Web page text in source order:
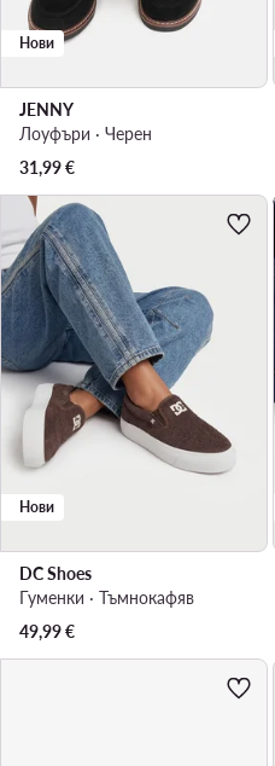
Нови
JENNY
Лоуфъри · Черен
31,99€
Нови
DC Shoes
Гуменки · Тъмнокафяв
49,99€